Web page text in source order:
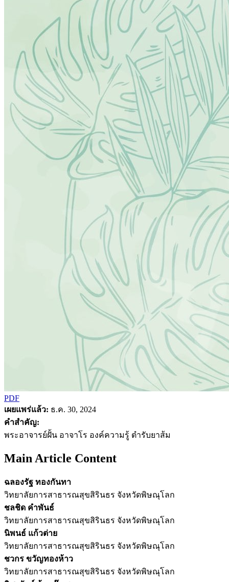
PDF
เผยแพร่แล้ว: ธ.ค. 30, 2024
คำสำคัญ:
พระอาจารย์ฝั้น อาจาโร องค์ความรู้ ตำรับยาส้ม
Main Article Content
ฉลองรัฐ ทองกันทา
วิทยาลัยการสาธารณสุขสิรินธร จังหวัดพิษณุโลก
ชลชิด คำพันธ์
วิทยาลัยการสาธารณสุขสิรินธร จังหวัดพิษณุโลก
นิพนธ์ แก้วต่าย
วิทยาลัยการสาธารณสุขสิรินธร จังหวัดพิษณุโลก
ชวกร ขวัญทองห้าว
วิทยาลัยการสาธารณสุขสิรินธร จังหวัดพิษณุโลก